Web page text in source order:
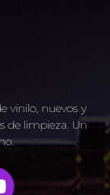
vinilo, nuevos y
de limpieza. Un